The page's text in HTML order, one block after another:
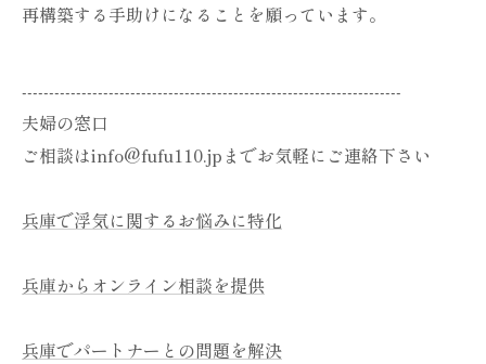
再構築する手助けになることを願っています。
----------------------------------------------------------------------
夫婦の窓口
ご相談はinfo@fufu110.jpまでお気軽にご連絡下さい
兵庫で浮気に関するお悩みに特化
兵庫からオンライン相談を提供
兵庫でパートナーとの問題を解決